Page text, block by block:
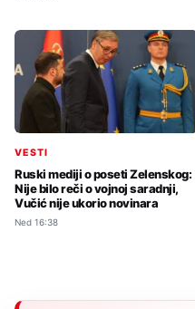
VESTI
Ruski mediji o poseti Zelenskog:
Nije bilo reči o vojnoj saradnji,
Vučić nije ukorio novinara
Ned 16:38